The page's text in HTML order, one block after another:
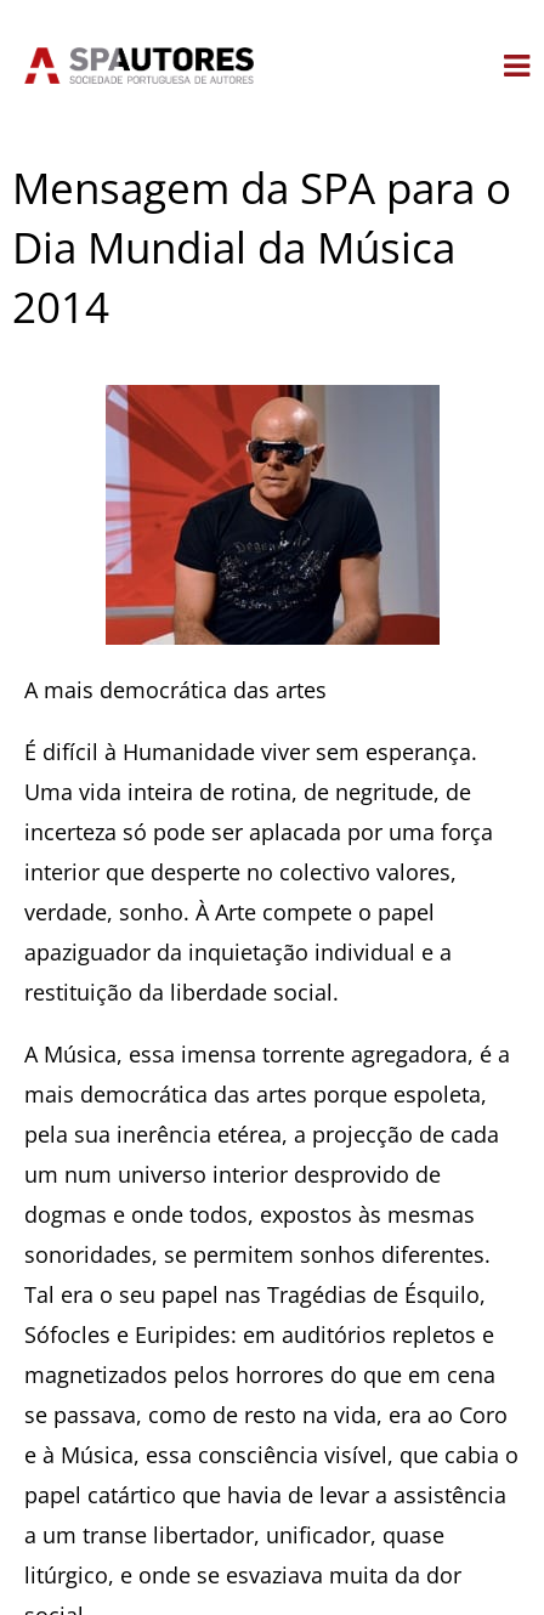
Mensagem da SPA para o
Dia Mundial da Música
2014
A mais democrática das artes
É difícil à Humanidade viver sem esperança.
Uma vida inteira de rotina, de negritude, de
incerteza só pode ser aplacada por uma força
interior que desperte no colectivo valores,
verdade, sonho. À Arte compete o papel
apaziguador da inquietação individual e a
restituição da liberdade social.
A Música, essa imensa torrente agregadora, é a
mais democrática das artes porque espoleta,
pela sua inerência etérea, a projecção de cada
um num universo interior desprovido de
dogmas e onde todos, expostos às mesmas
sonoridades, se permitem sonhos diferentes.
Tal era o seu papel nas Tragédias de Ésquilo,
Sófocles e Euripides: em auditórios repletos e
magnetizados pelos horrores do que em cena
se passava, como de resto na vida, era ao Coro
e à Música, essa consciência visível, que cabia o
papel catártico que havia de levar a assistência
a um transe libertador, unificador, quase
litúrgico, e onde se esvaziava muita da dor